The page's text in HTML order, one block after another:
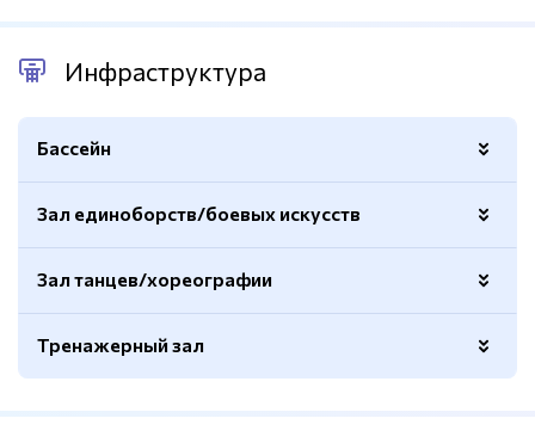
Инфраструктура
Бассейн
Спортивный
Да
Ворота для водного поло
Зал единоборств/боевых искусств
Маты
Да
Зал танцев/хореографии
Зеркала
Да
Тренажерный зал